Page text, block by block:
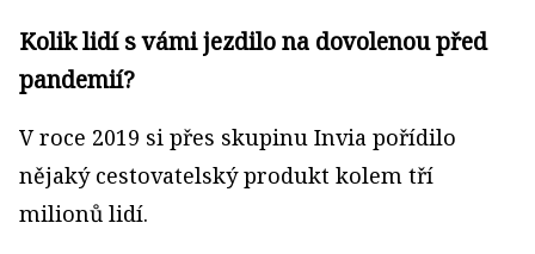
Kolik lidí s vámi jezdilo na dovolenou před
pandemií?
V roce 2019 si přes skupinu Invia pořídilo
nějaký cestovatelský produkt kolem tří
milionů lidí.